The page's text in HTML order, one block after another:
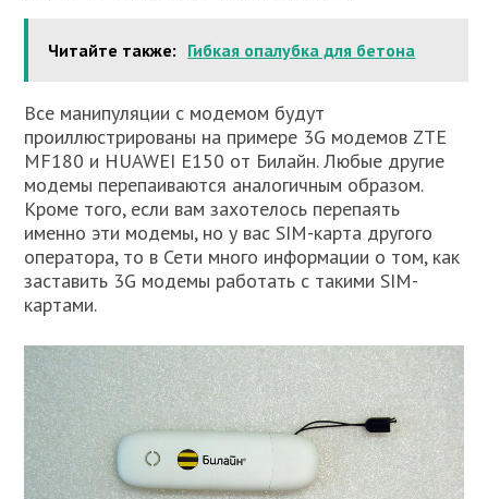
Читайте также: Гибкая опалубка для бетона
Все манипуляции с модемом будут
проиллюстрированы на примере 3G модемов ZTE
MF180 и HUAWEI E150 от Билайн. Любые другие
модемы перепаиваются аналогичным образом.
Кроме того, если вам захотелось перепаять
именно эти модемы, но у вас SIM-карта другого
оператора, то в Сети много информации о том, как
заставить 3G модемы работать с такими SIM-
картами.